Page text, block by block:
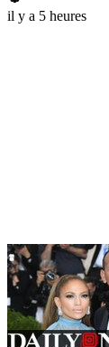
il y a 5 heures